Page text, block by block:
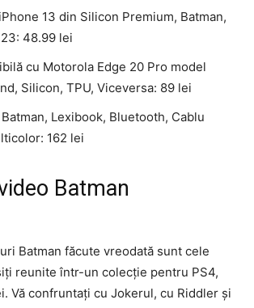
13 din Silicon Premium, Batman,
48.99 lei
cu Motorola Edge 20 Pro model
Silicon, TPU, Viceversa: 89 lei
Lexibook, Bluetooth, Cablu
162 lei
Batman
Batman făcute vreodată sunt cele
reunite într-un colecţie pentru PS4,
Vă confruntaţi cu Jokerul, cu Riddler şi